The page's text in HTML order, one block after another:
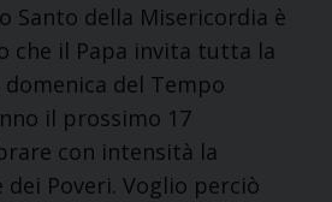
Santo della Misericordia è
che il Papa invita tutta la
domenica del Tempo
il prossimo 17
con intensità la
Poveri. Voglio perciò